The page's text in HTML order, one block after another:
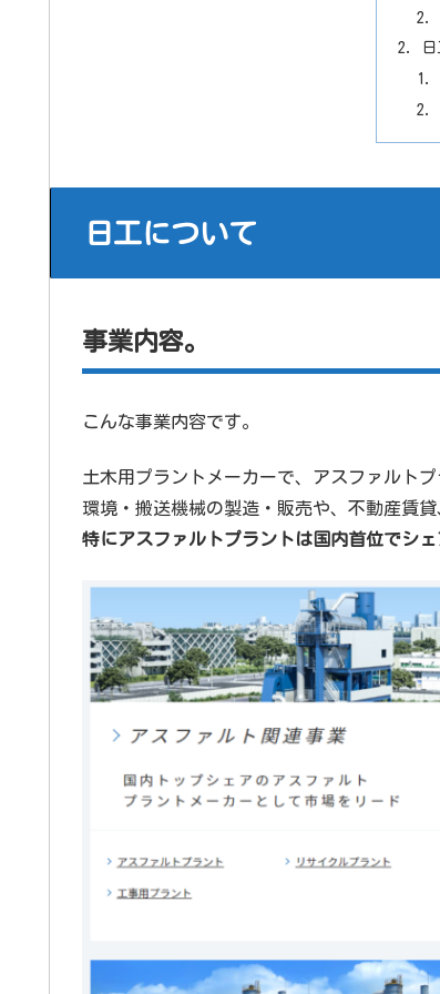
日工について
事業内容。
こんな事業内容です。
土木用プラントメーカーで、アスファルト
環境・搬送機械の製造・販売や、不動産賃
特にアスファルトプラントは国内首位でシェ